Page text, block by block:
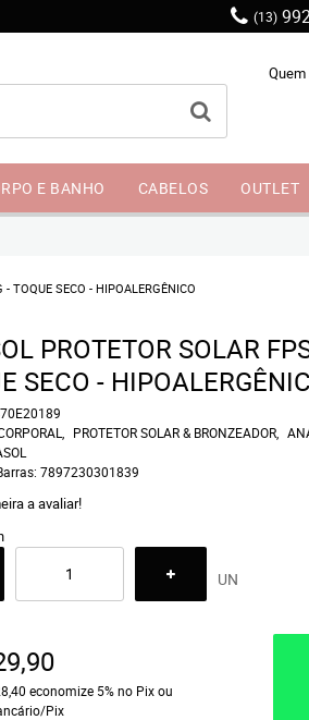
(13)
E BANHO CABELOS OUTLET
TOQUE SECO - HIPOALERGÊNICO
PROTETOR SOLAR
SECO -
PROTETOR SOLAR & BRONZEADOR
7897230301839
a avaliar!
UN
economize 5% no Pix ou
Pix